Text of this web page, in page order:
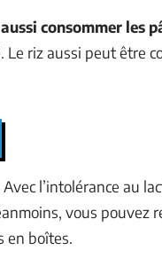
consommer les
riz aussi peut être
l’intolérance au
vous pouvez
en boîtes.